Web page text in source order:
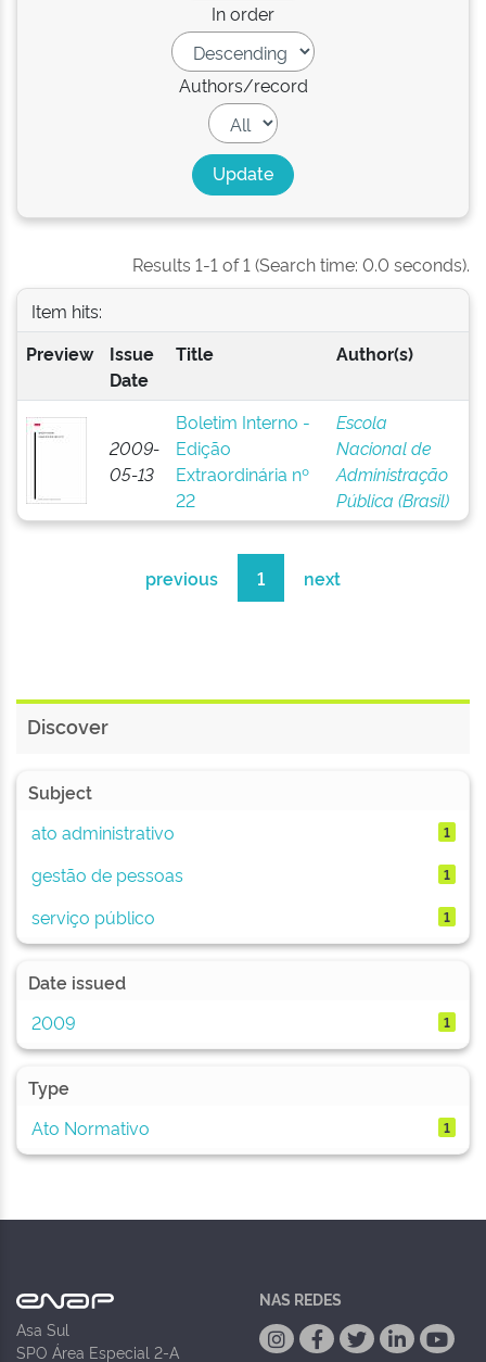
In order
Authors/record
Results 1-1 of 1 (Search time: 0.0 seconds).
Item hits:
Preview
Issue
Date
Title Author(s)
2009-
05-13
Boletim Interno -
Edição
Extraordinária nº
22
Escola
Nacional de
Administração
Pública (Brasil)
previous 1 next
Discover
Subject
ato administrativo
1
gestão de pessoas 1
serviço público 1
Date issued
2009
1
Type
Ato Normativo
1
Asa Sul
SPO Área Especial 2-A
NAS REDES